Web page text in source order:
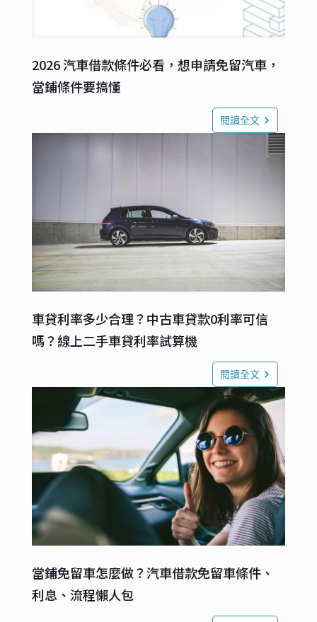
2026 汽車借款條件必看，想申請免留汽車，
當鋪條件要搞懂
閱讀全文
車貸利率多少合理？中古車貸款0利率可信
嗎？線上二手車貸利率試算機
閱讀全文
當鋪免留車怎麼做？汽車借款免留車條件、
利息、流程懶人包